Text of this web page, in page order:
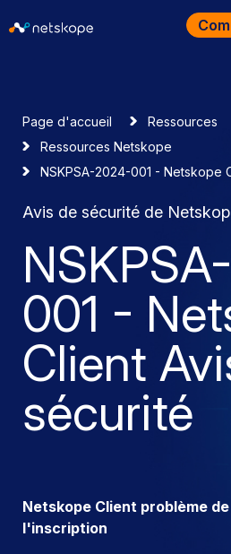
Page d'accueil
Ressources
Ressources Netskope
NSKPSA-2024-001 - Netskope
Avis de sécurité de
001 -
Client
sécurité
Netskope Client problème
l'inscription